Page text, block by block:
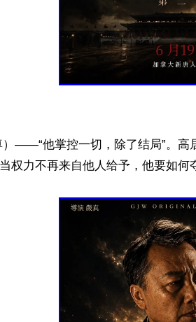
——“他掌控一切，除了结局”。高
权力不再来自他人给予，他要如何